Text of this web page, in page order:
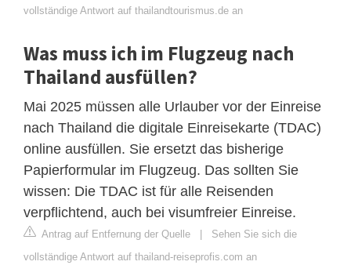
vollständige Antwort auf thailandtourismus.de an
Was muss ich im Flugzeug nach
Thailand ausfüllen?
Mai 2025 müssen alle Urlauber vor der Einreise
nach Thailand die digitale Einreisekarte (TDAC)
online ausfüllen. Sie ersetzt das bisherige
Papierformular im Flugzeug. Das sollten Sie
wissen: Die TDAC ist für alle Reisenden
verpflichtend, auch bei visumfreier Einreise.
Antrag auf Entfernung der Quelle | Sehen Sie sich die
vollständige Antwort auf thailand-reiseprofis.com an